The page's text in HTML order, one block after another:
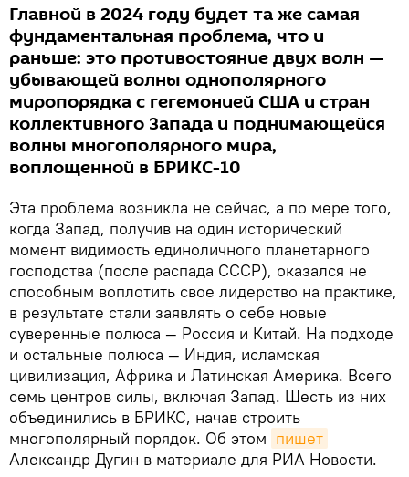
Главной в 2024 году будет та же самая
фундаментальная проблема, что и
раньше: это противостояние двух волн —
убывающей волны однополярного
миропорядка с гегемонией США и стран
коллективного Запада и поднимающейся
волны многополярного мира,
воплощенной в БРИКС-10
Эта проблема возникла не сейчас, а по мере того,
когда Запад, получив на один исторический
момент видимость единоличного планетарного
господства (после распада СССР), оказался не
способным воплотить свое лидерство на практике,
в результате стали заявлять о себе новые
суверенные полюса — Россия и Китай. На подходе
и остальные полюса — Индия, исламская
цивилизация, Африка и Латинская Америка. Всего
семь центров силы, включая Запад. Шесть из них
объединились в БРИКС, начав строить
многополярный порядок. Об этом пишет
Александр Дугин в материале для РИА Новости.